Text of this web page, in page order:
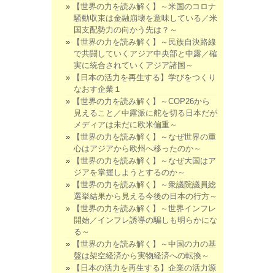
【世界の力を読み解く】～米国のコロナ
騒動収束は金融崩壊を意味している／米
国支配勢力の向かう先は？～
【世界の力を読み解く】～民族自決路線
で共闘していくアジア中央部と中露／確
実に統合されていくアジア諸国～
【日本の活力を再生する】学びをつくり
なおす企業１
【世界の力を読み解く】～COP26から
見えること／中露派に舵を切る日本だが
メディアは未だに欧米偏重～
【世界の力を読み解く】～なぜ世界の重
心はアジアから欧州へ移ったのか～
【世界の力を読み解く】～なぜ大国はア
ジアを掌握しようとするのか～
【世界の力を読み解く】～衆議院議員総
選挙結果から見える今後の日本の行方～
【世界の力を読み解く】～世界インフレ
開始／インフレ誘導の騙しも明らかにな
る～
【世界の力を読み解く】～中国の力の基
盤は架空経済から実物経済への転換～
【日本の活力を再生する】企業の活力源